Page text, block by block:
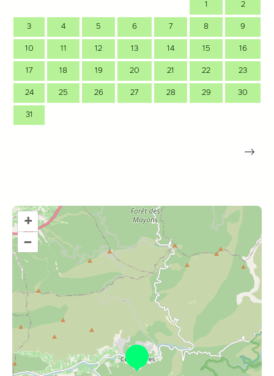
1 2
3 4 5 6 7 8 9
10 11 12 13 14 15 16
17 18 19 20 21 22 23
24 25 26 27 28 29 30
31
+
–